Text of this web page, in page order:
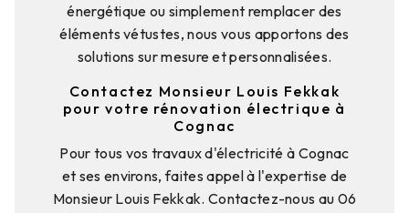
énergétique ou simplement remplacer des
éléments vétustes, nous vous apportons des
solutions sur mesure et personnalisées.
Contactez Monsieur Louis Fekkak
pour votre rénovation électrique à
Cognac
Pour tous vos travaux d'électricité à Cognac
et ses environs, faites appel à l'expertise de
Monsieur Louis Fekkak. Contactez-nous au 06